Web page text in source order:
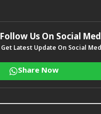
Follow Us On Social
Get Latest Update On Social
Share Now